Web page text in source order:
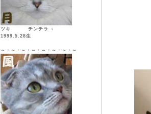
ツキ チンチラ ♀
1999.5.28生
～・～・～・～・～・～・～・～